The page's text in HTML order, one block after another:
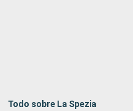
Todo sobre La Spezia